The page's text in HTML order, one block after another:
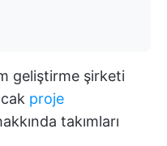
geliştirme şirketi
proje
takımları